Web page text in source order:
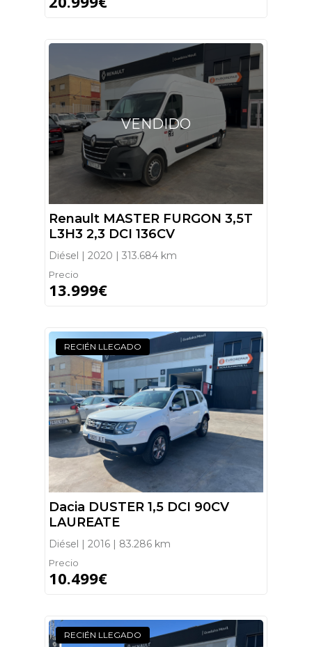
VENDIDO
Renault MASTER FURGON 3,5T
L3H3 2,3 DCI 136CV
Diésel | 2020 | 313.684 km
Precio
13.999€
RECIÉN LLEGADO
Dacia DUSTER 1,5 DCI 90CV
LAUREATE
Diésel | 2016 | 83.286 km
Precio
10.499€
RECIÉN LLEGADO